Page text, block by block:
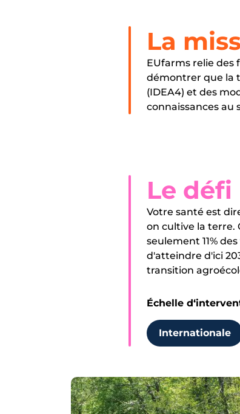
La
EUfarms relie des
démontrer que la
(IDEA4) et des
connaissances au
Le défi
Votre santé est
on cultive la terre.
seulement 11%
d'atteindre d'ici
transition
Échelle
Internationale